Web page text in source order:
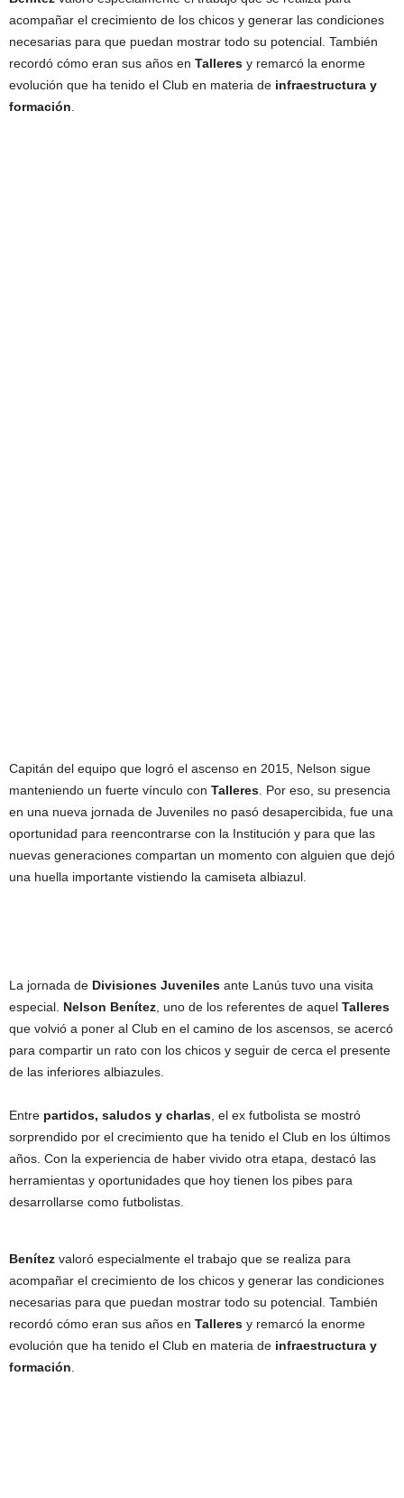
acompañar el crecimiento de los chicos y generar las condiciones
necesarias para que puedan mostrar todo su potencial. También
recordó cómo eran sus años en Talleres y remarcó la enorme
evolución que ha tenido el Club en materia de infraestructura y
formación
Capitán del equipo que logró el ascenso en 2015, Nelson sigue
manteniendo un fuerte vínculo con Talleres . Por eso, su presencia
en una nueva jornada de Juveniles no pasó desapercibida, fue una
oportunidad para reencontrarse con la Institución y para que las
nuevas generaciones compartan un momento con alguien que dejó
una huella importante vistiendo la camiseta albiazul.
La jornada de Divisiones Juveniles ante Lanús tuvo una visita
especial. Nelson Benítez , uno de los referentes de aquel Talleres
que volvió a poner al Club en el camino de los ascensos, se acercó
para compartir un rato con los chicos y seguir de cerca el presente
de las inferiores albiazules.
Entre partidos, saludos y charlas , el ex futbolista se mostró
sorprendido por el crecimiento que ha tenido el Club en los últimos
años. Con la experiencia de haber vivido otra etapa, destacó las
herramientas y oportunidades que hoy tienen los pibes para
desarrollarse como futbolistas.
Benítez valoró especialmente el trabajo que se realiza para
acompañar el crecimiento de los chicos y generar las condiciones
necesarias para que puedan mostrar todo su potencial. También
recordó cómo eran sus años en Talleres y remarcó la enorme
evolución que ha tenido el Club en materia de infraestructura y
formación